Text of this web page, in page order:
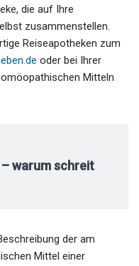
die auf Ihre
zusammenstellen.
Reiseapotheken zum
oder bei Ihrer
Mitteln
warum schreit
der am
Mittel einer